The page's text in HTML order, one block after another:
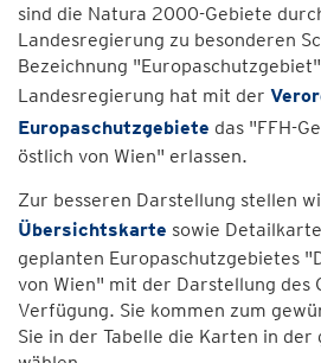
sind die Natura 2000-Gebiete
Landesregierung zu besonderen
Bezeichnung
Landesregierung hat mit der
Europaschutzgebiete das "FFH-
östlich von Wien" erlassen.
Zur besseren Darstellung stellen
Übersichtskarte sowie
geplanten Europaschutzgebietes
von Wien" mit der Darstellung des
Verfügung. Sie kommen zum
Sie in der Tabelle die Karten in der